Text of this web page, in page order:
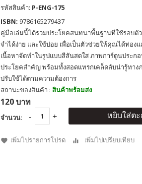
รหัสสินค้า: P-ENG-175
ISBN: 9786165279437
คู่มือเล่มนี้ได้รวมประโยคสนทนาพื้นฐานที่ใช้รอบตั
จำได้ง่าย และใช้บ่อย เพื่อเป็นตัวช่วยให้คุณได้ท่อง
เนื้อหาจัดทำในรูปแบบสีสันสดใส ภาพการ์ตูนประก
ประโยคสำคัญ พร้อมทั้งสอดแทรกเคล็ดลับน่ารู้ทาง
ปรับใช้ได้ตามความต้องการ
สถานะของสินค้า : สินค้าพร้อมส่ง
120 บาท
จำนวน: หยิบใส่ตะ
เพิ่มไปรายการโปรด เพิ่มไปเปรียบเทียบ